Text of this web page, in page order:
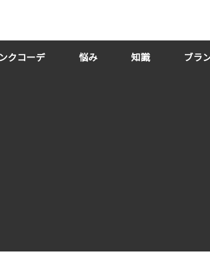
クコーデ 悩み 知識 ブラ